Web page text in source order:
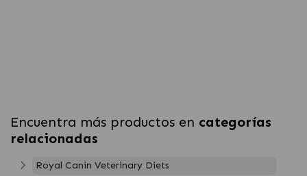
Encuentra más productos en categorías
relacionadas
Royal Canin Veterinary Diets